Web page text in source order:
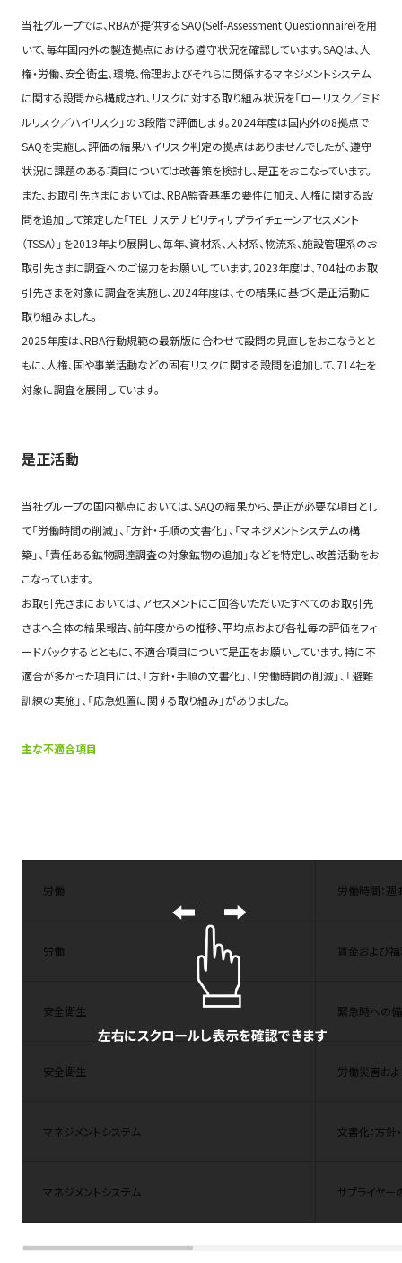
当社グループでは、RBAが提供するSAQ(Self-Assessment Questionnaire)を用
いて、毎年国内外の製造拠点における遵守状況を確認しています。SAQは、人
権・労働、安全衛生、環境、倫理およびそれらに関係するマネジメントシステム
に関する設問から構成され、リスクに対する取り組み状況を「ローリスク／ミド
ルリスク／ハイリスク」の３段階で評価します。2024年度は国内外の8拠点で
SAQを実施し、評価の結果ハイリスク判定の拠点はありませんでしたが、遵守
状況に課題のある項目については改善策を検討し、是正をおこなっています。
また、お取引先さまにおいては、RBA監査基準の要件に加え、人権に関する設
問を追加して策定した「TEL サステナビリティサプライチェーンアセスメント
（TSSA）」を2013年より展開し、毎年、資材系、人材系、物流系、施設管理系のお
取引先さまに調査へのご協力をお願いしています。2023年度は、704社のお取
引先さまを対象に調査を実施し、2024年度は、その結果に基づく是正活動に
取り組みました。
2025年度は、RBA行動規範の最新版に合わせて設問の見直しをおこなうとと
もに、人権、国や事業活動などの固有リスクに関する設問を追加して、714社を
対象に調査を展開しています。
是正活動
当社グループの国内拠点においては、SAQの結果から、是正が必要な項目とし
て「労働時間の削減」、「方針・手順の文書化」、「マネジメントシステムの構
築」、「責任ある鉱物調達調査の対象鉱物の追加」などを特定し、改善活動をお
こなっています。
お取引先さまにおいては、アセスメントにご回答いただいたすべてのお取引先
さまへ全体の結果報告、前年度からの推移、平均点および各社毎の評価をフィ
ードバックするとともに、不適合項目について是正をお願いしています。特に不
適合が多かった項目には、「方針・手順の文書化」、「労働時間の削減」、「避難
訓練の実施」、「応急処置に関する取り組み」がありました。
主な不適合項目
労働 労働時間：
労働 賃金および福
安全衛生 緊急時への
安全衛生 労働災害お
マネジメントシステム 文書化：方針
マネジメントシステム サプライヤ